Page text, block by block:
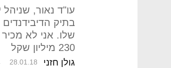
עו"ד נאור,
בתיק
שלו. אני לא
230 מיליון שקל
גולן חזני 28.01.18